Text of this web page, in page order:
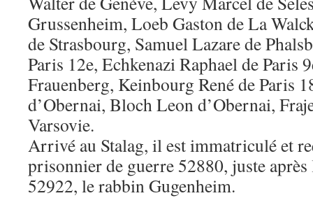
Grussenheim, Loeb Gaston de La
de Strasbourg, Samuel Lazare de
Paris 12e, Echkenazi Raphael de Paris
Frauenberg, Keinbourg René de Paris
d’Obernai, Bloch Leon d’Obernai,
Varsovie.
Arrivé au Stalag, il est immatriculé et
prisonnier de guerre 52880, juste
52922, le rabbin Gugenheim.